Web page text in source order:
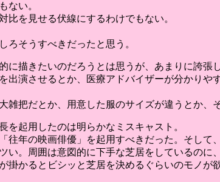
ない。
を見せる伏線にするわけでもない。
ろそうすべきだったと思う。
に描きたいのだろうとは思うが、あまりに誇張
出演させるとか、医療アドバイザーが分かり
把だとか、用意した服のサイズが違うとか、
起用したのは明らかなミスキャスト。
年の映画俳優」を起用すべきだった。そして
。周囲は意図的に下手な芝居をしているのに
掛かるとビシッと芝居を決めるぐらいのモノ